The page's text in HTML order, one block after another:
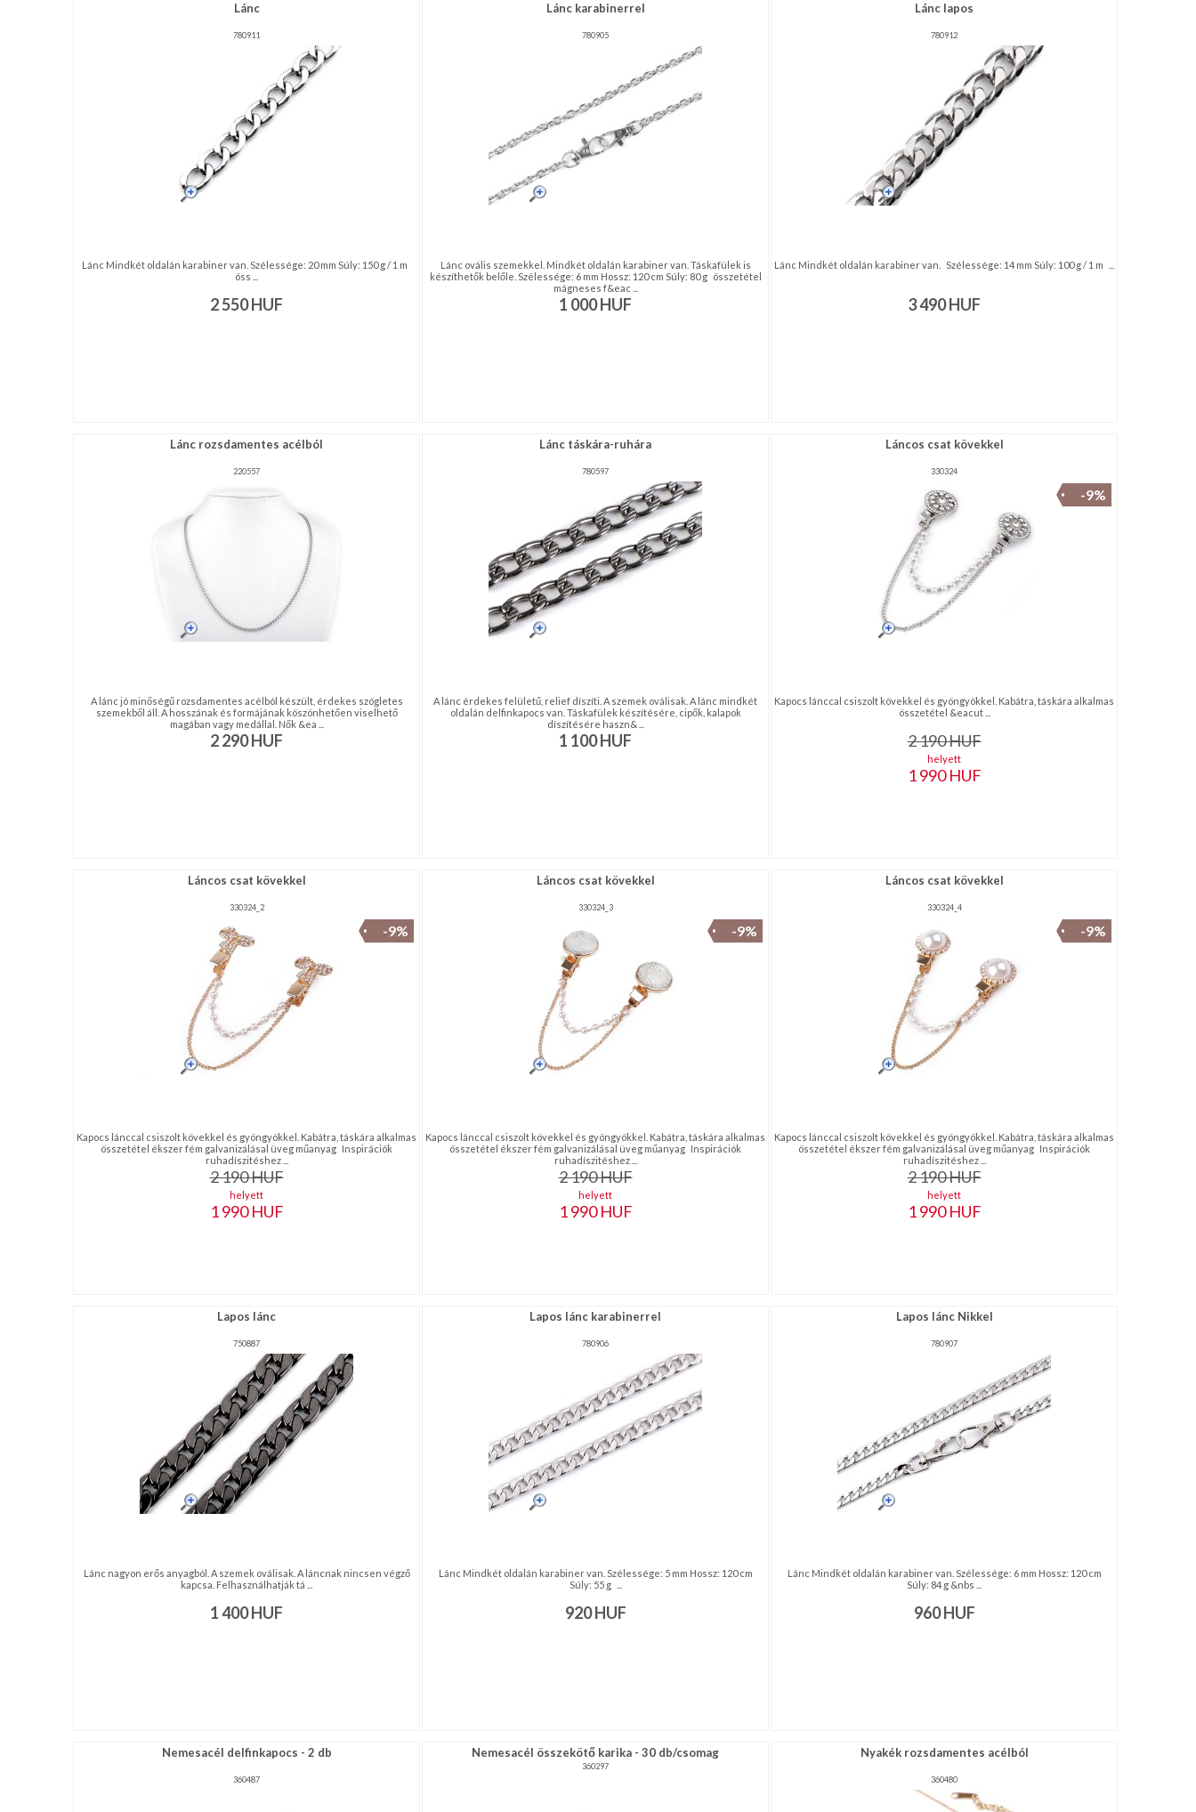
ÉRDEKLŐDÉS,ÁRAJÁNLAT
Lánc
780911
Lánc Mindkét oldalán karabiner van. Szélessége: 20 mm Súly: 150 g / 1 m
öss ...
2 550HUF
Lánc karabinerrel
780905
Lánc ovális szemekkel. Mindkét oldalán karabiner van. Táskafülek is
készíthetők belőle. Szélessége: 6 mm Hossz: 120 cm Súly: 80 g összetétel
mágneses f&eac ...
1 000HUF
Lánc lapos
780912
Lánc Mindkét oldalán karabiner van. Szélessége: 14 mm Súly: 100 g / 1 m ...
3 490HUF
Lánc rozsdamentes acélból
220557
A lánc jó minőségű rozsdamentes acélból készült, érdekes szögletes
szemekből áll. A hosszának és formájának köszönhetően viselhető
magában vagy medállal. Nők &ea ...
2 290HUF
Lánc táskára-ruhára
780597
A lánc érdekes felületű, relief díszíti. A szemek oválisak. A lánc mindkét
oldalán delfinkapocs van. Táskafülek készítésére, cipők, kalapok
díszítésére haszn& ...
1 100HUF
Láncos csat kövekkel
330324
-9%
Kapocs lánccal csiszolt kövekkel és gyöngyökkel. Kabátra, táskára alkalmas
összetétel &eacut ...
2 190HUF
helyett
1 990HUF
Láncos csat kövekkel
330324_2
-9%
Kapocs lánccal csiszolt kövekkel és gyöngyökkel. Kabátra, táskára alkalmas
összetétel ékszer fém galvanizálásal üveg műanyag Inspirációk
ruhadíszitéshez ...
2 190HUF
helyett
1 990HUF
Láncos csat kövekkel
330324_3
-9%
Kapocs lánccal csiszolt kövekkel és gyöngyökkel. Kabátra, táskára alkalmas
összetétel ékszer fém galvanizálásal üveg műanyag Inspirációk
ruhadíszitéshez ...
2 190HUF
helyett
1 990HUF
Láncos csat kövekkel
330324_4
-9%
Kapocs lánccal csiszolt kövekkel és gyöngyökkel. Kabátra, táskára alkalmas
összetétel ékszer fém galvanizálásal üveg műanyag Inspirációk
ruhadíszitéshez ...
2 190HUF
helyett
1 990HUF
Lapos lánc
750887
Lánc nagyon erős anyagból. A szemek oválisak. A láncnak nincsen végző
kapcsa. Felhasználhatják tá ...
1 400HUF
Lapos lánc karabinerrel
780906
Lánc Mindkét oldalán karabiner van. Szélessége: 5 mm Hossz: 120 cm
Súly: 55 g ...
920HUF
Lapos lánc Nikkel
780907
Lánc Mindkét oldalán karabiner van. Szélessége: 6 mm Hossz: 120 cm
Súly: 84 g &nbs ...
960HUF
Nemesacél delfinkapocs - 2 db
360487
Nemesacél összekötő karika - 30 db/csomag
360297
Nyakék rozsdamentes acélból
360480